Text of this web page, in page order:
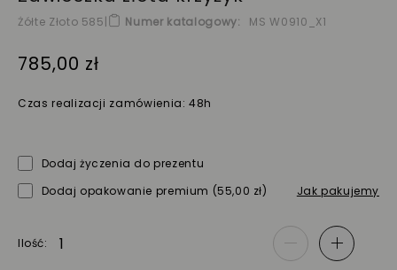
Żółte Złoto 585| Numer katalogowy MS W0910_X1
785,00 zł
Czas realizacji zamówienia: 48h
Dodaj życzenia do prezentu
Dodaj opakowanie premium (55,00 zł) Jak pakujemy
Ilość - +